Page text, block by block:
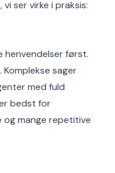
ser virke i praksis:
henvendelser først.
sager
med fuld
bedst for
og mange repetitive